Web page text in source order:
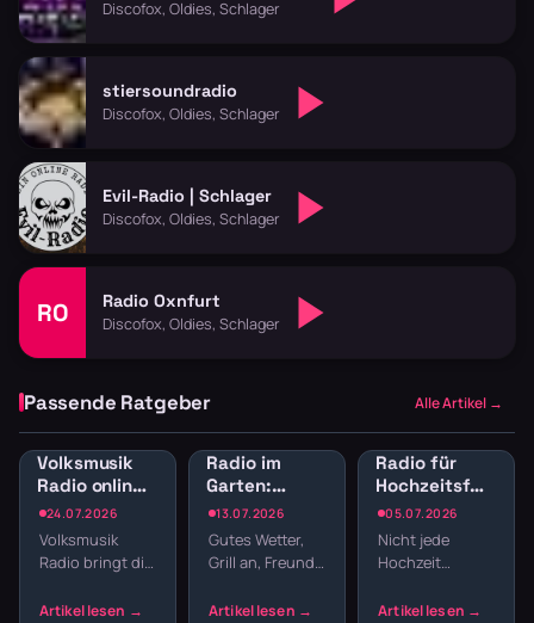
Discofox, Oldies, Schlager
stiersoundradio
Discofox, Oldies, Schlager
Evil-Radio | Schlager
Discofox, Oldies, Schlager
RO Radio Oxnfurt
Discofox, Oldies, Schlager
Passende Ratgeber Alle Artikel →
24.07.2026
Volksmusik
Radio online:
Traditionelle
Klänge und
Blasmusik
Volksmusik
Radio bringt dir
ins
13.07.2026
Radio im
Garten:
Sender für
Gartenparty
und
Grillabend
Gutes Wetter,
Grill an, Freunde
noch die
05.07.2026
Radio für
Hochzeitsfeier:
Sender für
Empfang,
Dinner und
Nicht jede
Hochzeit
DJ. Webradio